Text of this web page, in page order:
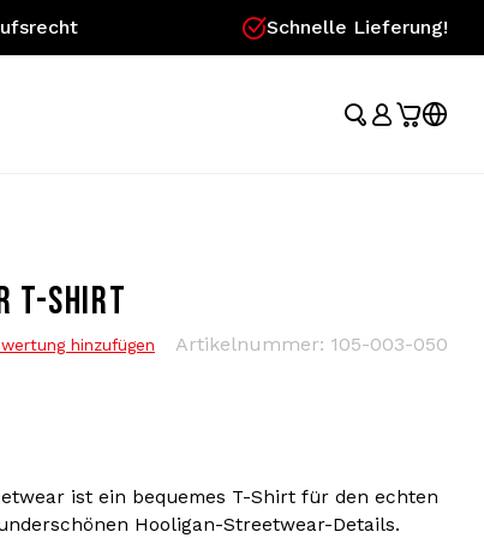
Schnelle Lieferung!
T-SHIRT
hinzufügen Artikelnummer: 105-003-050
ist ein bequemes T-Shirt für den echten
Hooligan-Streetwear-Details.